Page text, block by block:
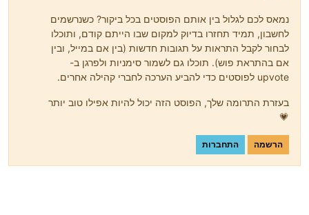
נמאס לכם לגלול בין אותם הפוסטים בכל ביקור? כשנרשמים
לחשבון, תמיד תחזרו בדיוק למקום שבו הייתם קודם, ותוכלו
לבחור לקבל התראות על תגובות חדשות (בין אם במייל, ובין
אם בהתראת פוש). תוכלו גם לשמור סימניות ולפרגן ב-
upvote לפוסטים כדי להביע הערכה לחברי קהילה אחרים.
בעזרת התרומה שלך, הפוסט הזה יכול להיות אפילו טוב יותר
💗
הרשמה התחברות